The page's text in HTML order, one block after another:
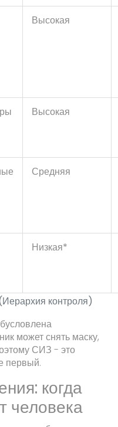
контроля)
Высокая
Высокая
Средняя
Низкая*
может снять маску,
СИЗ - это
первый.
когда
человека